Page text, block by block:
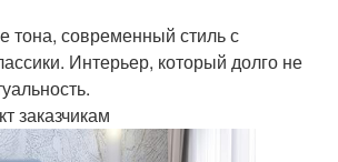
тона, современный стиль с
Интерьер, который долго не
заказчикам